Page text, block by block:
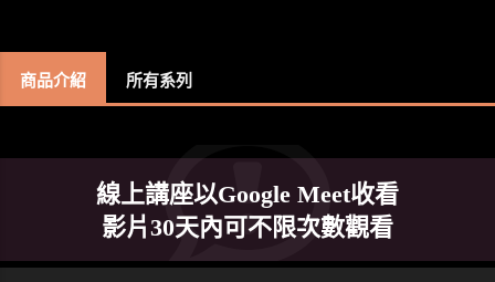
商品介紹 所有系列
線上講座以Google Meet收看
影片30天內可不限次數觀看